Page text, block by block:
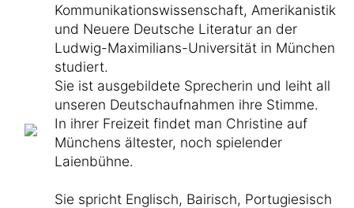
Kommunikationswissenschaft, Amerikanistik
und Neuere Deutsche Literatur an der
Ludwig-Maximilians-Universität in München
studiert.
Sie ist ausgebildete Sprecherin und leiht all
unseren Deutschaufnahmen ihre Stimme.
In ihrer Freizeit findet man Christine auf
Münchens ältester, noch spielender
Laienbühne.
Sie spricht Englisch, Bairisch, Portugiesisch